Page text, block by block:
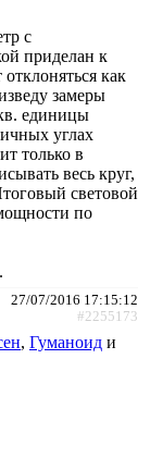
с
приделан к
как
замеры
единицы
углах
только в
весь круг,
световой
по
27/07/2016 17:15:12
#2255173
, Гуманоид и